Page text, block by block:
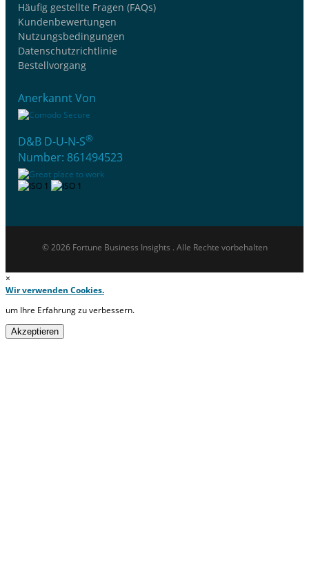
Häufig gestellte Fragen (FAQs)
Kundenbewertungen
Nutzungsbedingungen
Datenschutzrichtlinie
Bestellvorgang
Anerkannt Von
D&B D-U-N-S®
Number: 861494523
© 2026 Fortune Business Insights . Alle Rechte vorbehalten
×
Wir verwenden Cookies.
um Ihre Erfahrung zu verbessern.
Akzeptieren